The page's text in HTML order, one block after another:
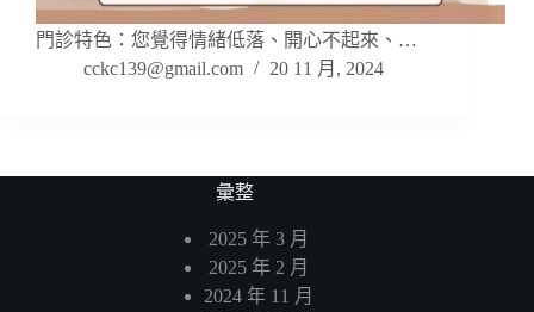
門診特色：您覺得情緒低落、開心不起來、…
cckc139@gmail.com
20 11 月, 2024
彙整
2025 年 3 月
2025 年 2 月
2024 年 11 月